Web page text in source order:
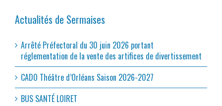
Actualités de Sermaises
Arrêté Préfectoral du 30 juin 2026 portant
réglementation de la vente des artifices de divertissement
CADO Théâtre d’Orléans Saison 2026-2027
BUS SANTÉ LOIRET